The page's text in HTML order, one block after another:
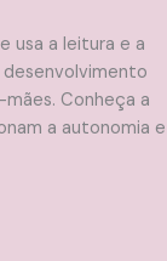
usa a leitura e a
Conheça a
a autonomia e